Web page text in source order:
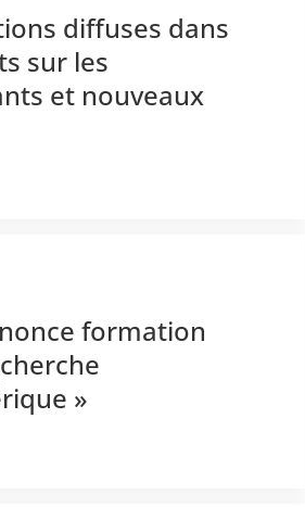
diffuses dans
sur les
et nouveaux
formation
»